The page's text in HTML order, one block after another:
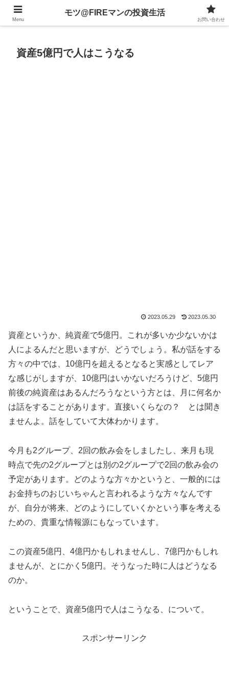
不動産、投資信託、暗号資産、株式、等々への投資について
資産5億円で人はこうなる
2023.05.29 2023.05.30
資産というか、純資産で5億円。これが多いか少ないかは
人によるんだと思いますが、どうでしょう。私が話をする
方々の中では、10億円を超えるとなると実感としてレア
な感じがしますが、10億円はいかないだろうけど、5億円
前後の純資産はあるんだろうなという方とは、月に何名か
は話をすることがあります。直接いくらなの？ とは聞き
ませんよ。話をしていて大体わかります。
今月も2グループ、2回の飲み会をしましたし、来月も現
時点で先の2グループとは別の2グループで2回の飲み会の
予定があります。どのような方々かというと、一般的には
お金持ちのおじいちゃんと言われるような方々なんです
が、自分が将来、どのようにしていくかという事を考える
ための、貴重な情報源にもなっています。
この資産5億円、4億円かもしれませんし、7億円かもしれ
ませんが、とにかく5億円。そうなった時に人はどうなる
のか。
ということで、資産5億円で人はこうなる、について。
スポンサーリンク
Menu
モツ@FIREマンの投資生活
お問い合わせ